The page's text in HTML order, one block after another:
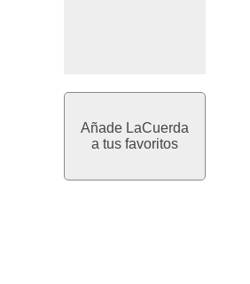
Añade LaCuerda
a tus favoritos